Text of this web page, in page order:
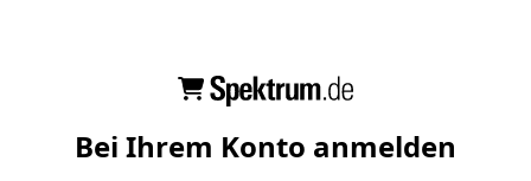
Bei Ihrem Konto anmelden